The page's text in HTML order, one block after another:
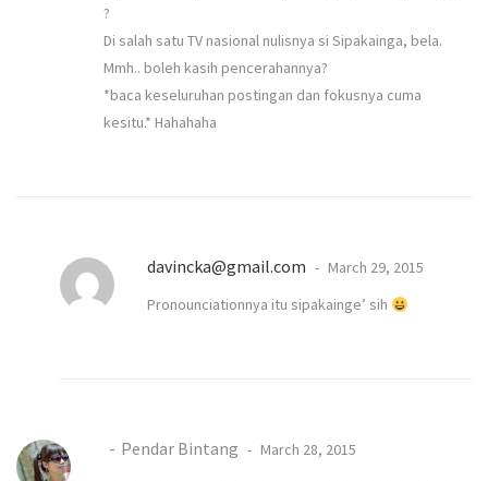
?
Di salah satu TV nasional nulisnya si Sipakainga, bela.
Mmh.. boleh kasih pencerahannya?
*baca keseluruhan postingan dan fokusnya cuma
kesitu.* Hahahaha
davincka@gmail.com
March 29, 2015
Pronounciationnya itu sipakainge’ sih
Pendar Bintang
March 28, 2015